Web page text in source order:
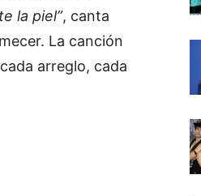
la piel”, canta
La canción
arreglo, cada